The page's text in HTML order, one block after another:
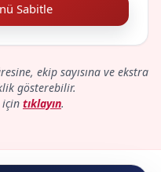
Sabitle
ekip sayısına ve ekstra
gösterebilir.
için tıklayın.